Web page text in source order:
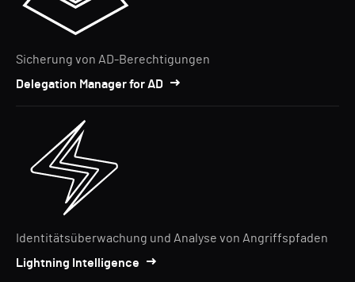
Sicherung von AD-Berechtigungen
Delegation Manager for AD
Identitätsüberwachung und Analyse von Angriffspfaden
Lightning Intelligence